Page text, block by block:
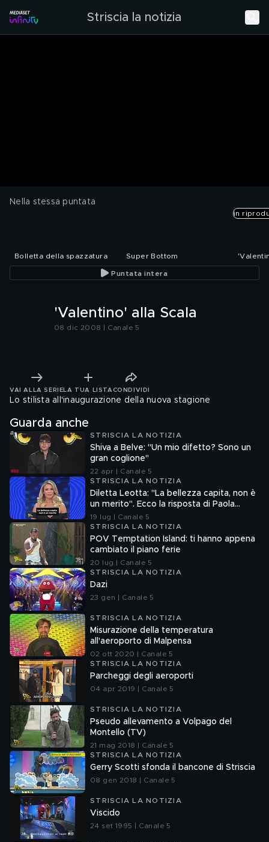
Striscia la notizia
Nella stessa puntata
Bolletta della spazzatura Super Bottom
in
Puntata intera
'Valentino' alla Scala
08 dic 2008 | Canale 5
VAI ALLA SERIE LA TUA LISTA CONDIVIDI
Lo stilista all'inaugurazione della nuova stagione
Guarda anche
STRISCIA LA NOTIZIA
Shiva a Belve: "Un mio difetto? Sono un
gran coglione"
22 apr | Canale 5
STRISCIA LA NOTIZIA
Diletta Leotta: "La bellezza capita, non è
un merito". Ecco la risposta di Paola
Ferrari
19 lug | Canale 5
STRISCIA LA NOTIZIA
POV Temptation Island: ti hanno appena
cambiato il piano ferie
20 lug | Canale 5
STRISCIA LA NOTIZIA
Dazi
23 gen | Canale 5
STRISCIA LA NOTIZIA
Misurazione della temperatura
all'aeroporto di Malpensa
02 ott 2020 | Canale 5
STRISCIA LA NOTIZIA
Parcheggi degli aeroporti
04 apr 2019 | Canale 5
STRISCIA LA NOTIZIA
Pseudo allevamento a Volpago del
Montello (TV)
21 mag 2018 | Canale 5
STRISCIA LA NOTIZIA
Gerry Scotti sfonda il bancone di Striscia
08 gen 2018 | Canale 5
STRISCIA LA NOTIZIA
Viscido
24 set 1995 | Canale 5